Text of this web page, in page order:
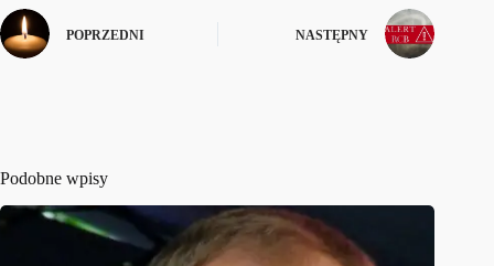
POPRZEDNI NASTĘPNY
Podobne wpisy